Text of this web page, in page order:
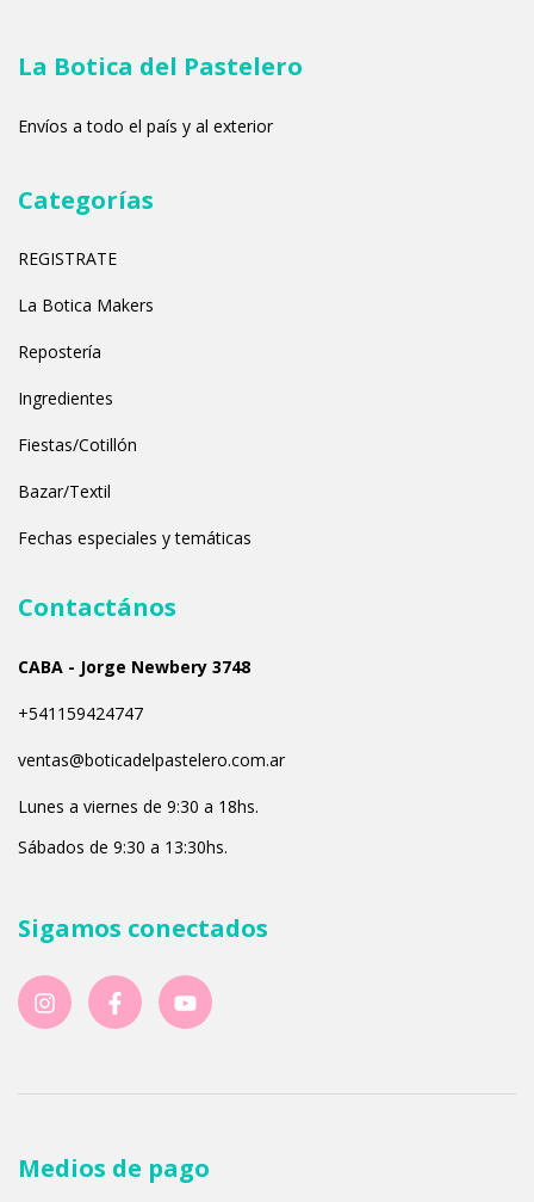
La Botica del Pastelero
Envíos a todo el país y al exterior
Categorías
REGISTRATE
La Botica Makers
Repostería
Ingredientes
Fiestas/Cotillón
Bazar/Textil
Fechas especiales y temáticas
Contactános
CABA - Jorge Newbery 3748
+541159424747
ventas@boticadelpastelero.com.ar
Lunes a viernes de 9:30 a 18hs.
Sábados de 9:30 a 13:30hs.
Sigamos conectados
Medios de pago